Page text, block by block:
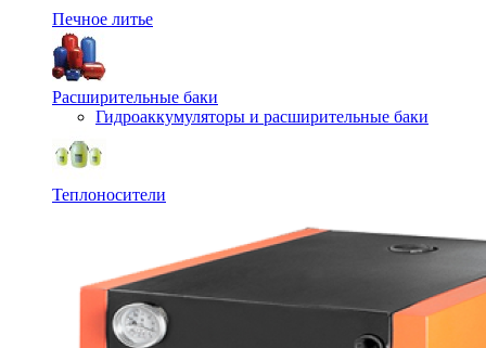
Печное литье
Расширительные баки
Гидроаккумуляторы и расширительные баки
Теплоносители